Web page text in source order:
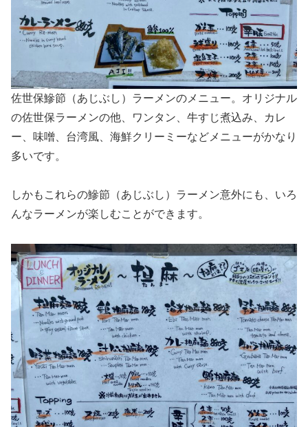
佐世保鰺節（あじぶし）ラーメンのメニュー。オリジナル
の佐世保ラーメンの他、ワンタン、牛すじ煮込み、カレ
ー、味噌、台湾風、海鮮クリーミーなどメニューがかなり
多いです。
しかもこれらの鰺節（あじぶし）ラーメン意外にも、いろ
んなラーメンが楽しむことができます。